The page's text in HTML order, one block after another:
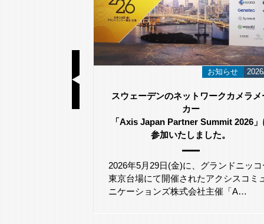
基礎知識 2026/06/23
メラ選び方｜
イント
吹き付ける環
際、「塩害へ
でしょうか。
お知らせ
スウェーデンのネットワークカメラメ
カー
「Axis Japan Partner Summit 2026」
参加いたしました。
2026年5月29日(金)に、グランドニッコ
東京台場にて開催されたアクシスコミ
ニケーションズ株式会社主催「A…